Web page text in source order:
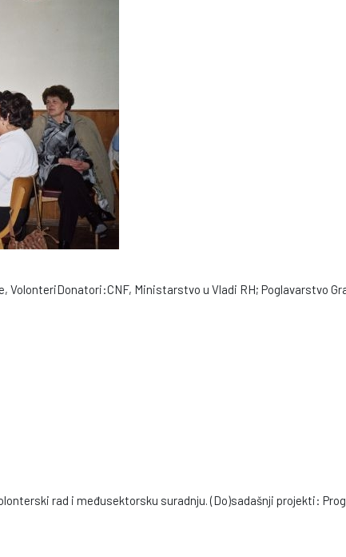
Ministarstvo u Vladi RH; Poglavarstvo
rad i međusektorsku suradnju. (Do)sadašnji projekti: